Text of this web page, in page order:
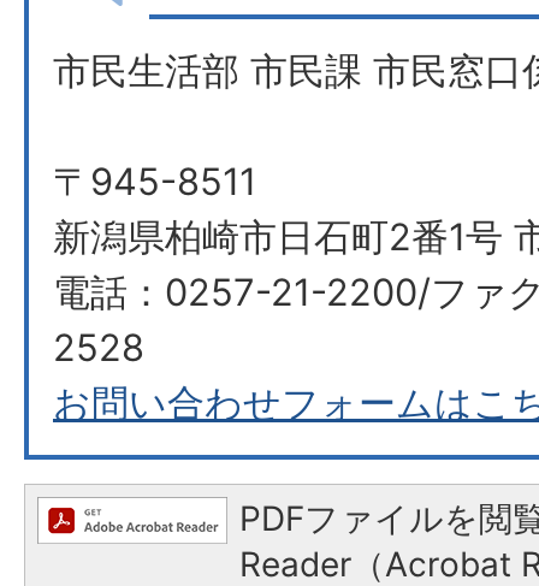
市民生活部 市民課 市民窓口
〒945-8511
新潟県柏崎市日石町2番1号
電話：0257-21-2200/ファ
2528
お問い合わせフォームはこ
PDFファイルを閲
Reader（Acrobat